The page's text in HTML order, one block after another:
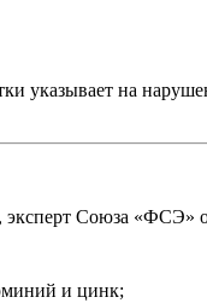
указывает на
эксперт Союза
и цинк;